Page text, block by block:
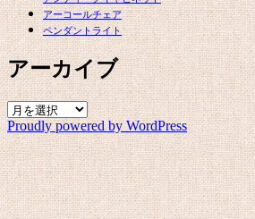
アーコールチェア
ペンダントライト
アーカイブ
ア
ー
カ
イ
ブ
Proudly powered by WordPress